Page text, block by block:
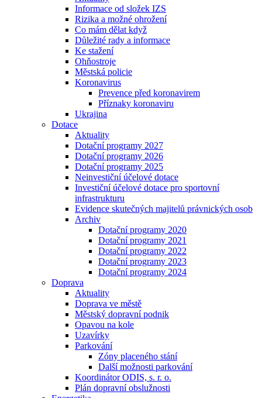
Informace od složek IZS
Rizika a možné ohrožení
Co mám dělat když
Důležité rady a informace
Ke stažení
Ohňostroje
Městská policie
Koronavirus
Prevence před koronavirem
Příznaky koronaviru
Ukrajina
Dotace
Aktuality
Dotační programy 2027
Dotační programy 2026
Dotační programy 2025
Neinvestiční účelové dotace
Investiční účelové dotace pro sportovní
infrastrukturu
Evidence skutečných majitelů právnických osob
Archiv
Dotační programy 2020
Dotační programy 2021
Dotační programy 2022
Dotační programy 2023
Dotační programy 2024
Doprava
Aktuality
Doprava ve městě
Městský dopravní podnik
Opavou na kole
Uzavírky
Parkování
Zóny placeného stání
Další možnosti parkování
Koordinátor ODIS, s. r. o.
Plán dopravní obslužnosti